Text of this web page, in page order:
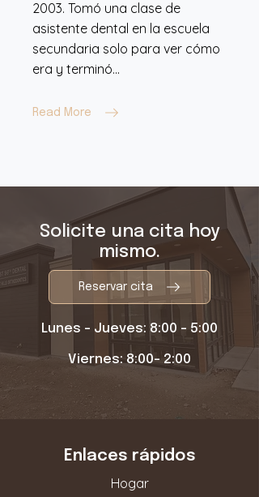
2003. Tomó una clase de
asistente dental en la escuela
secundaria solo para ver cómo
era y terminó...
Read More
Solicite una cita hoy
mismo.
Reservar cita
Lunes - Jueves: 8:00 - 5:00
Viernes: 8:00- 2:00
Enlaces rápidos
Hogar